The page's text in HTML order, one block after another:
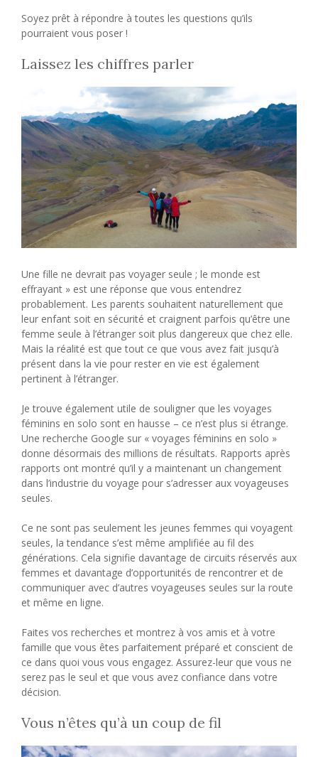
Soyez prêt à répondre à toutes les questions qu’ils
pourraient vous poser !
Laissez les chiffres parler
Une fille ne devrait pas voyager seule ; le monde est
effrayant » est une réponse que vous entendrez
probablement. Les parents souhaitent naturellement que
leur enfant soit en sécurité et craignent parfois qu’être une
femme seule à l’étranger soit plus dangereux que chez elle.
Mais la réalité est que tout ce que vous avez fait jusqu’à
présent dans la vie pour rester en vie est également
pertinent à l’étranger.
Je trouve également utile de souligner que les voyages
féminins en solo sont en hausse – ce n’est plus si étrange.
Une recherche Google sur « voyages féminins en solo »
donne désormais des millions de résultats. Rapports après
rapports ont montré qu’il y a maintenant un changement
dans l’industrie du voyage pour s’adresser aux voyageuses
seules.
Ce ne sont pas seulement les jeunes femmes qui voyagent
seules, la tendance s’est même amplifiée au fil des
générations. Cela signifie davantage de circuits réservés aux
femmes et davantage d’opportunités de rencontrer et de
communiquer avec d’autres voyageuses seules sur la route
et même en ligne.
Faites vos recherches et montrez à vos amis et à votre
famille que vous êtes parfaitement préparé et conscient de
ce dans quoi vous vous engagez. Assurez-leur que vous ne
serez pas le seul et que vous avez confiance dans votre
décision.
Vous n’êtes qu’à un coup de fil